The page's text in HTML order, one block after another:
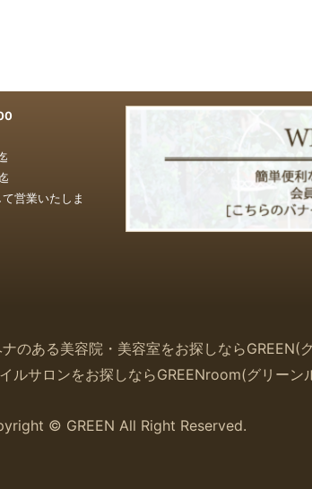
営業いたしま
のある美容院・美容室をお探しならGREEN(
ルサロンをお探しならGREENroom(グリーン
© GREEN All Right Reserved.